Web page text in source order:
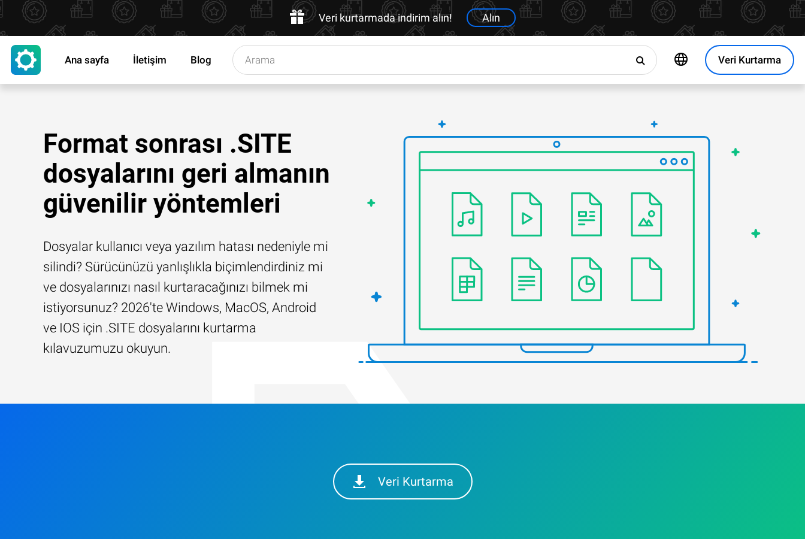
Veri kurtarmada indirim alın! Alın
Veri Kurtarma
Ana sayfa İletişim Blog
Format sonrası .SITE
dosyalarını geri almanın
güvenilir yöntemleri
Dosyalar kullanıcı veya yazılım hatası nedeniyle mi
silindi? Sürücünüzü yanlışlıkla biçimlendirdiniz mi
ve dosyalarınızı nasıl kurtaracağınızı bilmek mi
istiyorsunuz? 2026'te Windows, MacOS, Android
ve IOS için .SITE dosyalarını kurtarma
kılavuzumuzu okuyun.
Veri Kurtarma